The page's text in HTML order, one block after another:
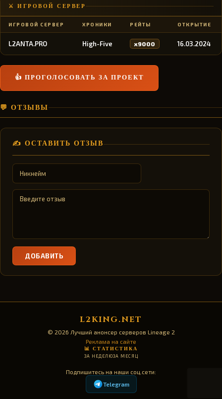
⚔️ ИГРОВОЙ СЕРВЕР
ИГРОВОЙ СЕРВЕР ХРОНИКИ РЕЙТЫ ОТКРЫТИЕ
L2ANTA.PRO High-Five x9000 16.03.2024
👍 ПРОГОЛОСОВАТЬ ЗА ПРОЕКТ
💬 ОТЗЫВЫ
✍️ ОСТАВИТЬ ОТЗЫВ
ДОБАВИТЬ
L2KING.NET
© 2026 Лучший анонсер серверов Lineage 2
Реклама на сайте
📊 СТАТИСТИКА
ЗА НЕДЕЛЮЗА МЕСЯЦ
Подпишитесь на наши соц.сети:
Telegram